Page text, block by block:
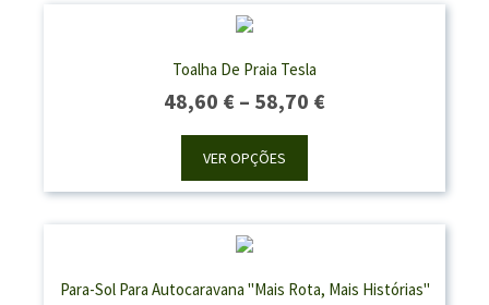
Toalha De Praia Tesla
48,60 € – 58,70 €Price
Through
VER OPÇÕES
Para-Sol Para Autocaravana "Mais Rota, Mais Histórias"